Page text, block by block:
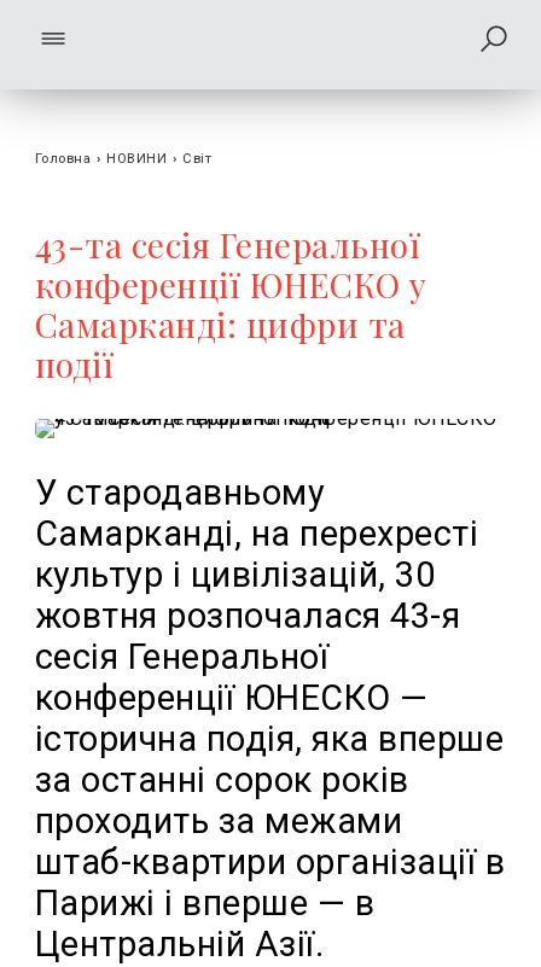
Головна › НОВИНИ › Світ
43-та сесія Генеральної
конференції ЮНЕСКО у
Самарканді: цифри та
події
У стародавньому
Самарканді, на перехресті
культур і цивілізацій, 30
жовтня розпочалася 43-я
сесія Генеральної
конференції ЮНЕСКО —
історична подія, яка вперше
за останні сорок років
проходить за межами
штаб-квартири організації в
Парижі і вперше — в
Центральній Азії.